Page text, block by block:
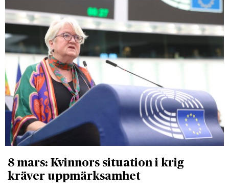
8 mars: Kvinnors situation i krig
kräver uppmärksamhet